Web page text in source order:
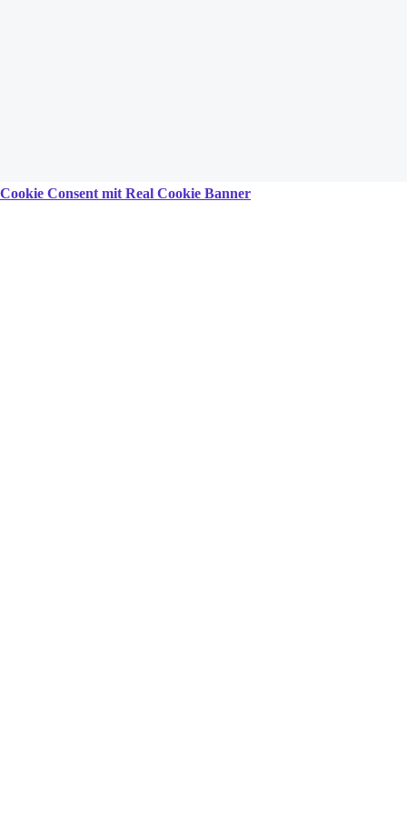
Cookie Consent mit Real Cookie Banner